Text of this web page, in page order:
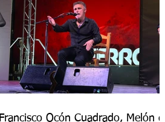
Francisco Ocón Cuadrado, Melón de